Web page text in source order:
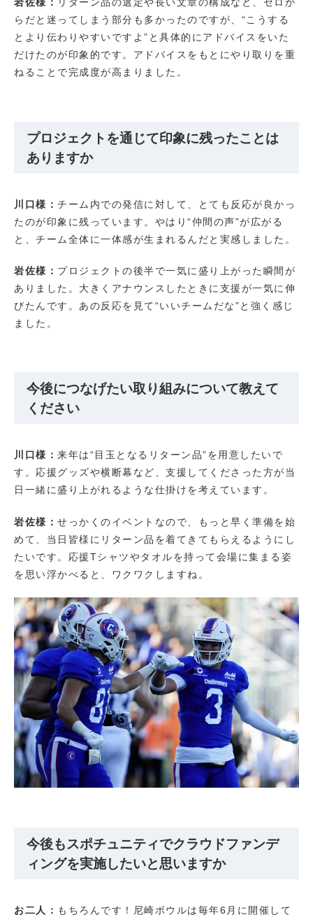
らだと迷ってしまう部分も多かったのですが、“こうする
とより伝わりやすいですよ”と具体的にアドバイスをいた
だけたのが印象的です。アドバイスをもとにやり取りを重
ねることで完成度が高まりました。
プロジェクトを通じて印象に残ったことは
ありますか
川口様： チーム内での発信に対して、とても反応が良かっ
たのが印象に残っています。やはり“仲間の声”が広がる
と、チーム全体に一体感が生まれるんだと実感しました。
岩佐様： プロジェクトの後半で一気に盛り上がった瞬間が
ありました。大きくアナウンスしたときに支援が一気に伸
びたんです。あの反応を見て“いいチームだな”と強く感じ
ました。
今後につなげたい取り組みについて教えて
ください
川口様： 来年は“目玉となるリターン品”を用意したいで
す。応援グッズや横断幕など、支援してくださった方が当
日一緒に盛り上がれるような仕掛けを考えています。
岩佐様： せっかくのイベントなので、もっと早く準備を始
めて、当日皆様にリターン品を着てきてもらえるようにし
たいです。応援Tシャツやタオルを持って会場に集まる姿
を思い浮かべると、ワクワクしますね。
今後もスポチュニティでクラウドファンデ
ィングを実施したいと思いますか
お二人： もちろんです！尼崎ボウルは毎年6月に開催して